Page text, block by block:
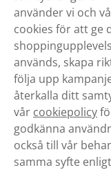
använder vi och
cookies för att ge
används, skapa
följa upp
återkalla ditt
vår cookiepolicy
godkänna
också till vår
samma syfte